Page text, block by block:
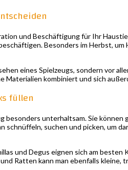
und Beschäftigung für Ihr
Besonders im Herbst,
eines Spielzeugs, sondern vor
Materialien kombiniert und sich
füllen
besonders unterhaltsam. Sie
schnüffeln, suchen und picken, um
und Degus eignen sich am
Ratten kann man ebenfalls kleine,